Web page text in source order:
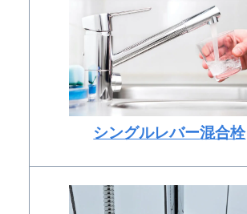
シングルレバー混合栓